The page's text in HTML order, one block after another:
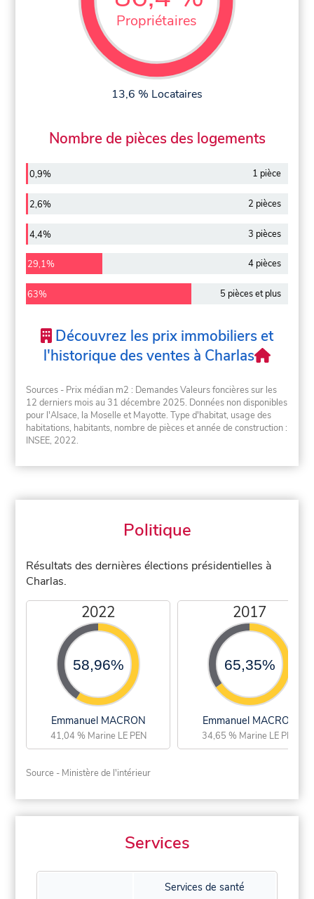
Propriétaires
13,6 % Locataires
Nombre de pièces des logements
0,9% 1 pièce
2,6% 2 pièces
4,4% 3 pièces
29,1% 4 pièces
63% 5 pièces et plus
Découvrez les prix immobiliers et
l'historique des ventes à Charlas
Sources - Prix médian m2 : Demandes Valeurs foncières sur les
12 derniers mois au 31 décembre 2025. Données non disponibles
pour l'Alsace, la Moselle et Mayotte. Type d'habitat, usage des
habitations, habitants, nombre de pièces et année de construction :
INSEE, 2022.
Politique
Résultats des dernières élections présidentielles à
Charlas.
2022
58,96%
Emmanuel MACRON
41,04 % Marine LE PEN
2017
65,35%
Emmanuel MACRON
34,65 % Marine LE PEN
Source - Ministère de l'intérieur
Services
Services de santé